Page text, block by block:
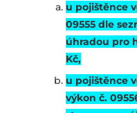
u pojištěnce
09555 dle
úhradou pro
Kč,
u pojištěnce
výkon č.